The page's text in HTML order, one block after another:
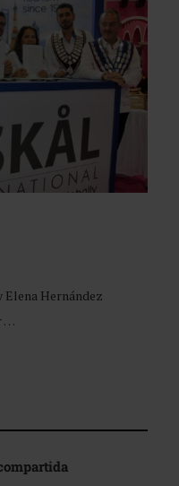
Elena Hernández
…